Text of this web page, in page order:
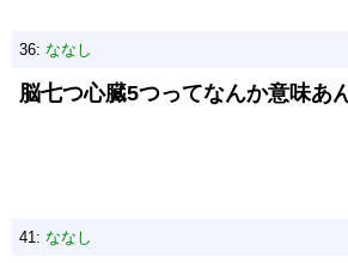
36: ななし
脳七つ心臓5つってなんか意味あ
41: ななし